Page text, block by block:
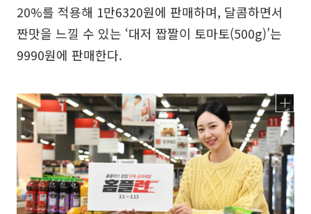
20%를 적용해 1만6320원에 판매하며, 달콤하면서
짠맛을 느낄 수 있는 ‘대저 짭짤이 토마토(500g)’는
9990원에 판매한다.